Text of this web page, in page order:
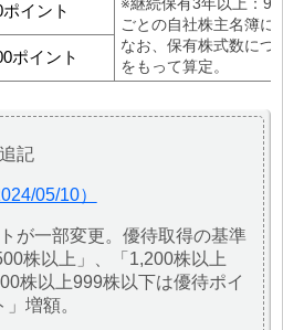
イント
※継続保有3年以上：9
ごとの自社株主名簿に
なお、保有株式数につ
をもって算定。
ポイント
記
05/10）
が一部変更。優待取得の基準
株以上」、「1,200株以上
株以上999株以下は優待ポイ
増額。